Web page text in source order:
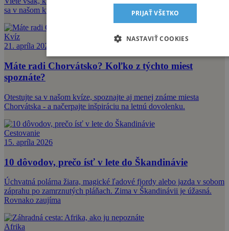
sa v našom kvíz
Kvíz
21. apríla 2026
Máte radi Chorvátsko? Koľko z týchto miest
spoznáte?
Otestujte sa v našom kvíze, spoznajte aj menej známe miesta
Chorvátska - a načerpajte inšpiráciu na letnú dovolenku.
Cestovanie
15. apríla 2026
10 dôvodov, prečo ísť v lete do Škandinávie
Úchvatná polárna žiara, magické ľadové fjordy alebo jazda v sobom
záprahu po zamrznutých pláňach. Zima v Škandinávii je úžasná.
Rovnako zaujíma
Afrika
PRIJAŤ VŠETKO
NASTAVIŤ COOKIES